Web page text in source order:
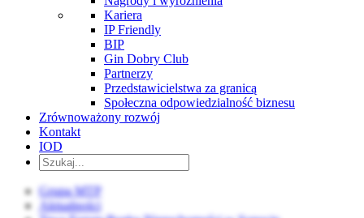
Kariera
IP Friendly
BIP
Gin Dobry Club
Partnerzy
Przedstawicielstwa za granicą
Społeczna odpowiedzialność biznesu
Zrównoważony rozwój
Kontakt
IOD
Grupa MTP
Aktualności